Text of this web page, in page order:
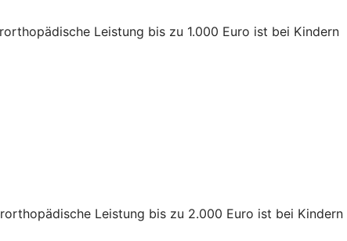
Leistung bis zu 1.000 Euro ist bei Kindern
Leistung bis zu 2.000 Euro ist bei Kindern